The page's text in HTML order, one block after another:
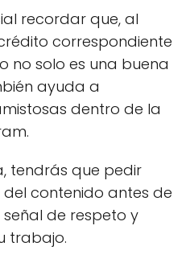
recordar que, al
correspondiente
no solo es una buena
ayuda a
dentro de la
tendrás que pedir
contenido antes de
de respeto y
trabajo.